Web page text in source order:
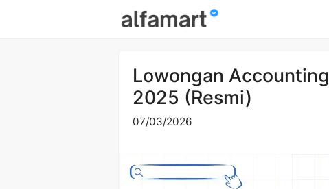
Lowongan
2025 (Resmi)
07/03/2026